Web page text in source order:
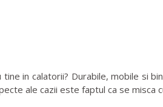
in calatorii? Durabile, mobile si
ale cazii este faptul ca se misca